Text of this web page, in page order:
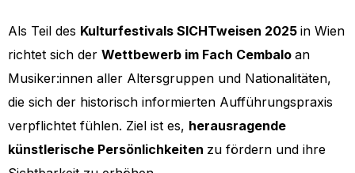
Als Teil des Kulturfestivals SICHTweisen 2025 in Wien
richtet sich der Wettbewerb im Fach Cembalo an
Musiker:innen aller Altersgruppen und Nationalitäten,
die sich der historisch informierten Aufführungspraxis
verpflichtet fühlen. Ziel ist es, herausragende
künstlerische Persönlichkeiten zu fördern und ihre